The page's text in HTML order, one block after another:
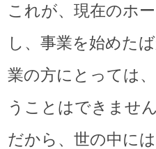
これが、現在のホ
し、事業を始めた
業の方にとっては
うことはできません
だから、世の中には